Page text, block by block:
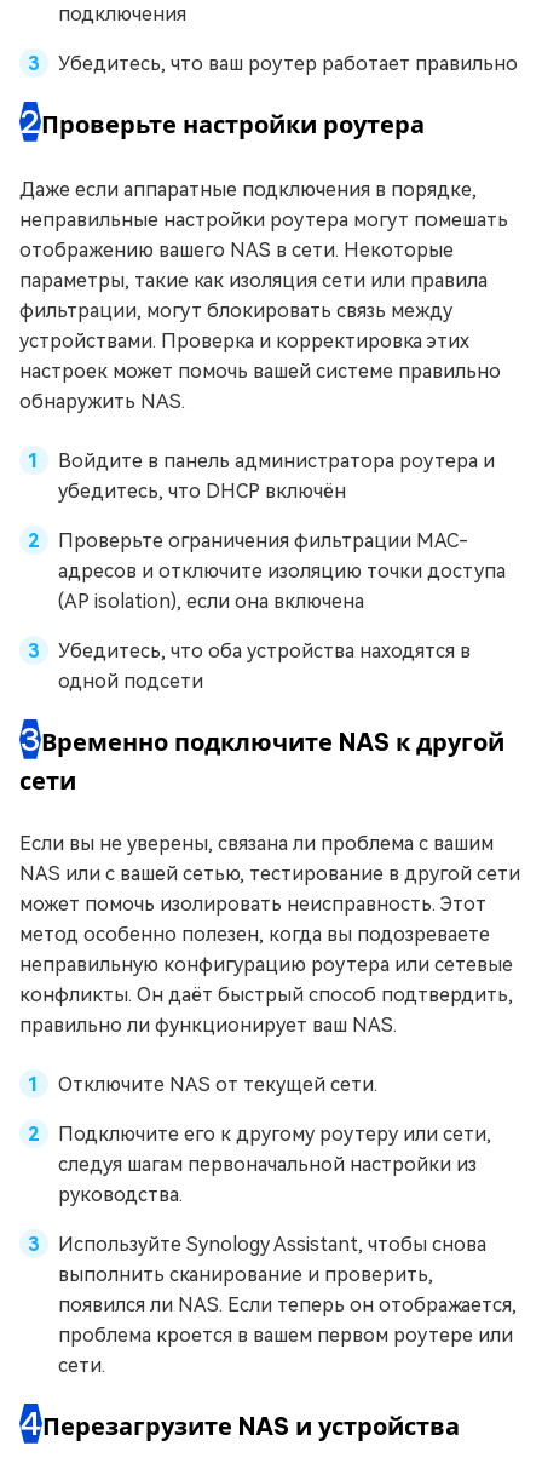
подключения
Убедитесь, что ваш роутер работает правильно
2Проверьте настройки роутера
Даже если аппаратные подключения в порядке,
неправильные настройки роутера могут помешать
отображению вашего NAS в сети. Некоторые
параметры, такие как изоляция сети или правила
фильтрации, могут блокировать связь между
устройствами. Проверка и корректировка этих
настроек может помочь вашей системе правильно
обнаружить NAS.
Войдите в панель администратора роутера и
убедитесь, что DHCP включён
Проверьте ограничения фильтрации MAC-
адресов и отключите изоляцию точки доступа
(AP isolation), если она включена
Убедитесь, что оба устройства находятся в
одной подсети
3Временно подключите NAS к другой
сети
Если вы не уверены, связана ли проблема с вашим
NAS или с вашей сетью, тестирование в другой сети
может помочь изолировать неисправность. Этот
метод особенно полезен, когда вы подозреваете
неправильную конфигурацию роутера или сетевые
конфликты. Он даёт быстрый способ подтвердить,
правильно ли функционирует ваш NAS.
Отключите NAS от текущей сети.
Подключите его к другому роутеру или сети,
следуя шагам первоначальной настройки из
руководства.
Используйте Synology Assistant, чтобы снова
выполнить сканирование и проверить,
появился ли NAS. Если теперь он отображается,
проблема кроется в вашем первом роутере или
сети.
4Перезагрузите NAS и устройства